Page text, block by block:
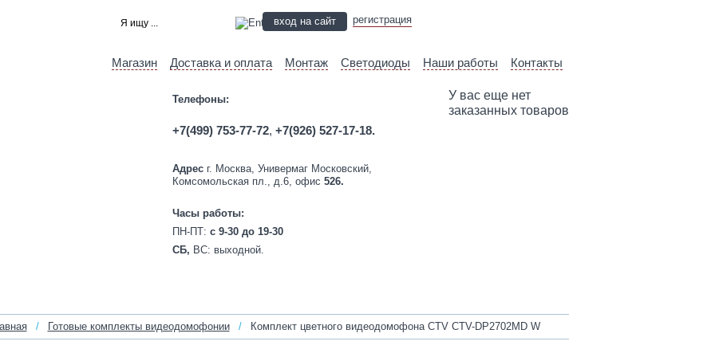
вход на сайт регистрация
Магазин Доставка и оплата Монтаж Светодиоды Наши работы Контакты
У вас еще нет
заказанных товаров
Телефоны:
+7(499) 753-77-72, +7(926) 527-17-18.
Адресг. Москва, Универмаг Московский,
Комсомольская пл., д.6, офис 526.
Часы работы:
ПН-ПТ: c 9-30 до 19-30
СБ, ВС: выходной.
/ Готовые комплекты видеодомофонии / Комплект цветного видеодомофона CTV CTV-DP2702MD W